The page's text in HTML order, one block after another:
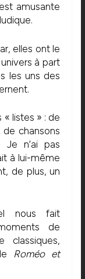
amusante
elles ont le
à part
les uns des
listes » : de
chansons
n’ai pas
à lui-même
de plus, un
nous fait
de
classiques,
Roméo et